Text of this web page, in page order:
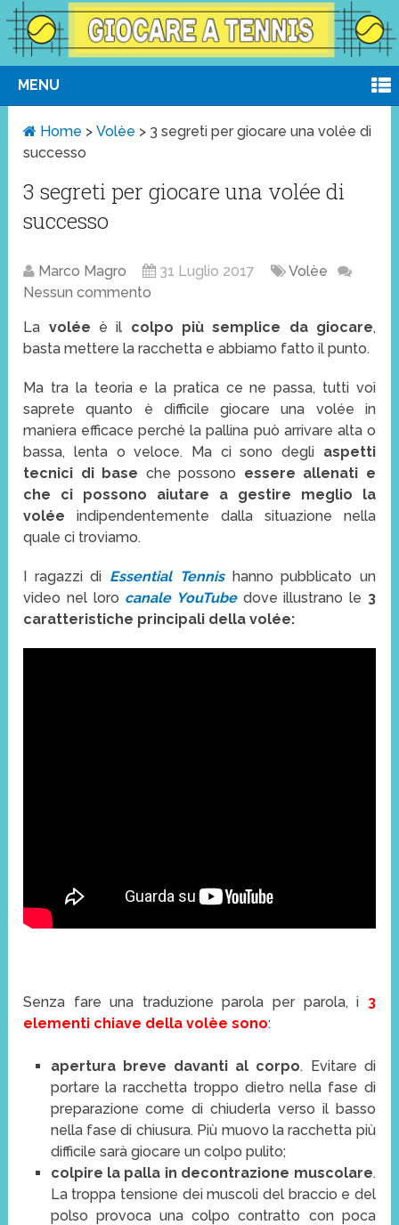
MENU
Home >Volèe > 3 segreti per giocare una volée di
successo
3 segreti per giocare una volée di
successo
Marco Magro 31 Luglio 2017
Volèe
Nessun commento
La volée è il colpo più semplice da giocare,
basta mettere la racchetta e abbiamo fatto il punto.
Ma tra la teoria e la pratica ce ne passa, tutti voi
saprete quanto è difficile giocare una volée in
maniera efficace perché la pallina può arrivare alta o
bassa, lenta o veloce. Ma ci sono degli aspetti
tecnici di base che possono essere allenati e
che ci possono aiutare a gestire meglio la
volée indipendentemente dalla situazione nella
quale ci troviamo.
I ragazzi di Essential Tennishanno pubblicato un
video nel loro canale YouTubedove illustrano le 3
caratteristiche principali della volée:
Senza fare una traduzione parola per parola, i 3
elementi chiave della volèe sono:
apertura breve davanti al corpo. Evitare di
portare la racchetta troppo dietro nella fase di
preparazione come di chiuderla verso il basso
nella fase di chiusura. Più muovo la racchetta più
difficile sarà giocare un colpo pulito;
colpire la palla in decontrazione muscolare.
La troppa tensione dei muscoli del braccio e del
polso provoca una colpo contratto con poca